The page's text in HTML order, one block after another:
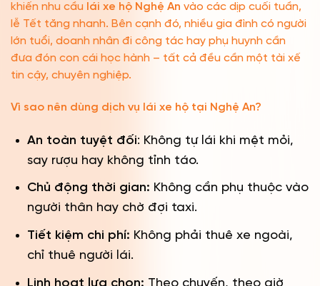
khiến nhu cầu lái xe hộ Nghệ An vào các dịp cuối tuần,
lễ Tết tăng nhanh. Bên cạnh đó, nhiều gia đình có người
lớn tuổi, doanh nhân đi công tác hay phụ huynh cần
đưa đón con cái học hành – tất cả đều cần một tài xế
tin cậy, chuyên nghiệp.
Vì sao nên dùng dịch vụ lái xe hộ tại Nghệ An?
An toàn tuyệt đối: Không tự lái khi mệt mỏi,
say rượu hay không tỉnh táo.
Chủ động thời gian: Không cần phụ thuộc vào
người thân hay chờ đợi taxi.
Tiết kiệm chi phí: Không phải thuê xe ngoài,
chỉ thuê người lái.